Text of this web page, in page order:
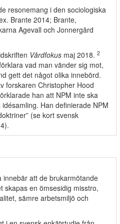
resonemang i den sociologiska
Brante 2014; Brante,
Agevall och Jonnergård
Vårdfokus maj 2018. 2
vad man vänder sig mot,
gett det något olika innebörd.
forskaren Christopher Hood
han att NPM inte ska
Han definierade NPM
(se kort svensk
innebär att de brukarmötande
skapas en ömsesidig misstro,
sämre arbetsmiljö och